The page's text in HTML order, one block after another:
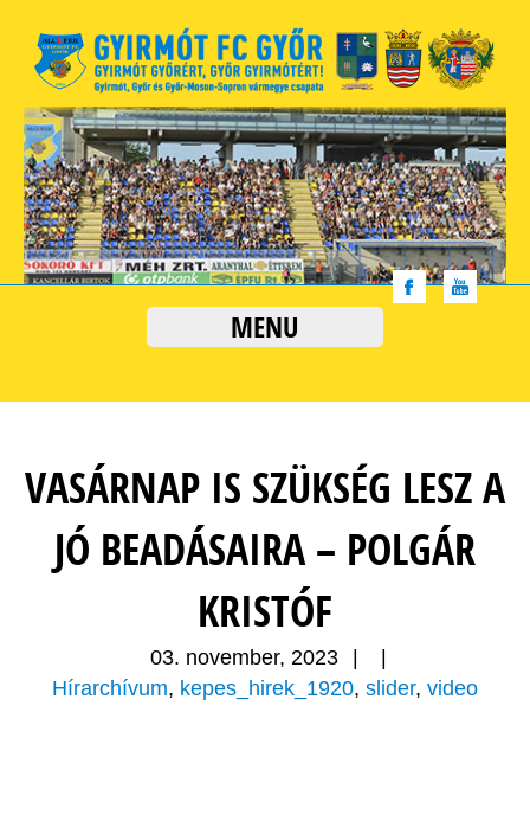
MENU
VASÁRNAP IS SZÜKSÉG LESZ A
JÓ BEADÁSAIRA – POLGÁR
KRISTÓF
03. november, 2023
Hírarchívum, kepes_hirek_1920, slider, video